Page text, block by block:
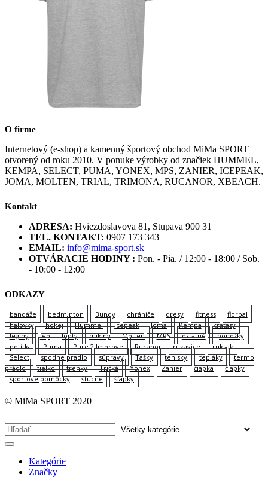
O firme
Internetový (e-shop) a kamenný športový obchod MiMa SPORT
otvorený od roku 2010. V ponuke výrobky od značiek HUMMEL,
KEMPA, SELECT, PUMA, YONEX, MPS, ZANIER, ICEPEAK,
JOMA, MOLTEN, TRIAL, TRIMONA, RUCANOR, XBEACH.
Kontakt
ADRESA: Hviezdoslavova 81, Stupava 900 31
TEL. KONTAKT: 0907 173 343
EMAIL: info@mima-sport.sk
OTVÁRACIE HODINY : Pon. - Pia. / 12:00 - 18:00 / Sob.
- 10:00 - 12:00
ODKAZY
bandáže bedminton Bundy chrániče dresy fitness
florbal
halovky
hokej Hummel Icepeak Joma Kempa
kraťasy
legíny
lep lopty mikiny Molten MPS ostatné
ponožky
potítka
Puma Pure 2 Improve Rucanor rukavice
ruksak
Select
spodne pradlo súpravy Tašky tenisky tepláky
termo
prádlo
tielko trenky Tričká Yonex Zanier čiapka
čiapky
športové pomôcky
štucne šľapky
© MiMa SPORT 2020
Kategórie
Značky